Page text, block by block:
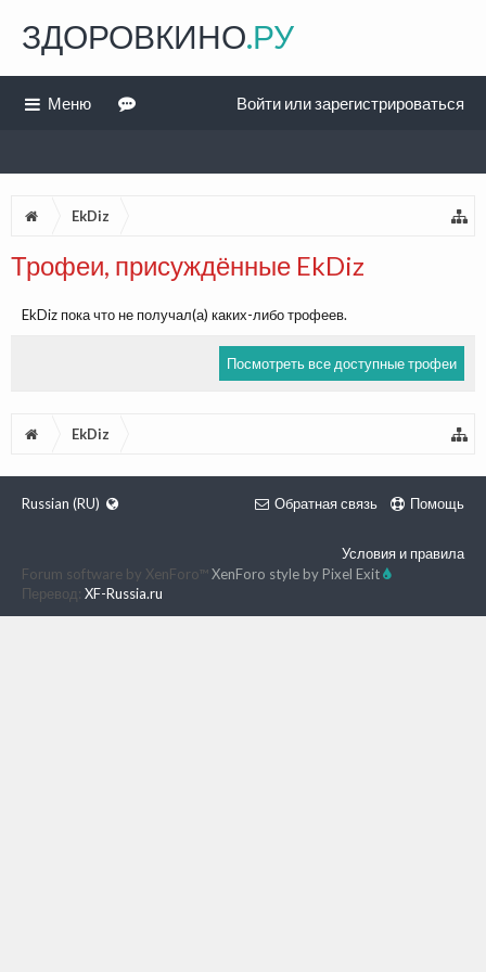
EkDiz
Трофеи, присуждённые EkDiz
EkDiz пока что не получал(а) каких-либо трофеев.
Посмотреть все доступные трофеи
EkDiz
ЗДОРОВКИНО.РУ
Меню Войти или зарегистрироваться
Russian (RU) Обратная связь Помощь
Условия и правила
Forum software by XenForo™XenForo style by Pixel Exit
Перевод: XF-Russia.ru